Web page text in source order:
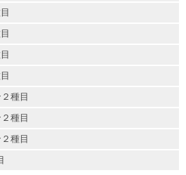
種目
種目
種目